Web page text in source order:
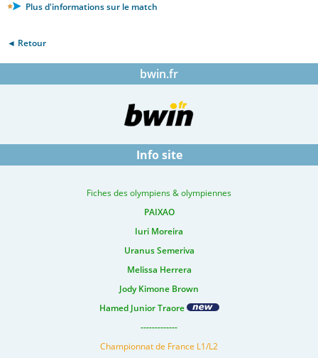
Plus d'informations sur le match
◄ Retour
bwin.fr
Info site
Fiches des olympiens & olympiennes
PAIXAO
Iuri Moreira
Uranus Semeriva
Melissa Herrera
Jody Kimone Brown
Hamed Junior Traore
-------------
Championnat de France L1/L2